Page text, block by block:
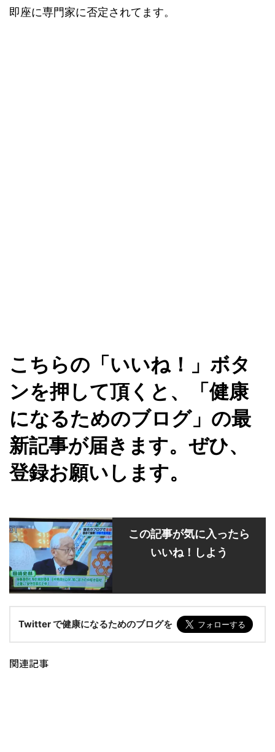
即座に専門家に否定されてます。
こちらの「いいね！」ボタ
ンを押して頂くと、「健康
になるためのブログ」の最
新記事が届きます。ぜひ、
登録お願いします。
この記事が気に入ったら
いいね！しよう
Twitter で健康になるためのブログを
関連記事